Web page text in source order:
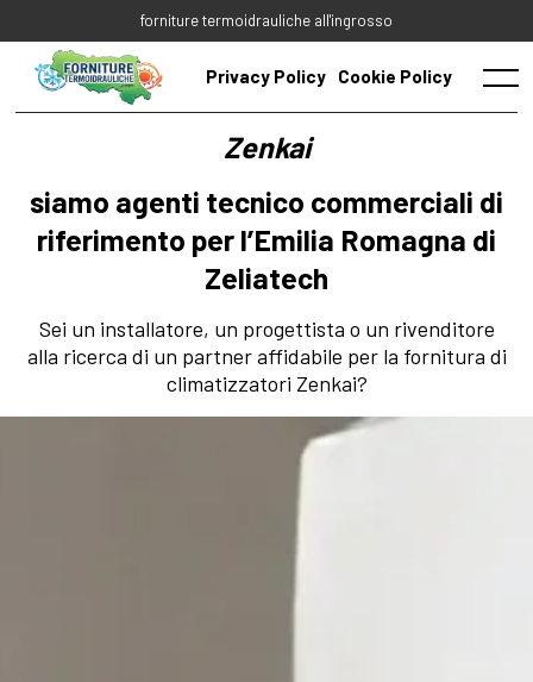
content
forniture termoidrauliche all'ingrosso
Menu
Privacy Policy Cookie Policy
Zenkai
siamo agenti tecnico commerciali di
riferimento per l’Emilia Romagna di
Zeliatech
Sei un installatore, un progettista o un rivenditore
alla ricerca di un partner affidabile per la fornitura di
climatizzatori Zenkai?